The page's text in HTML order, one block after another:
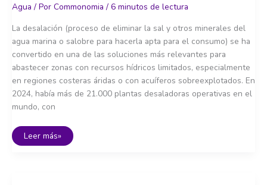
Agua / Por Commonomia / 6 minutos de lectura
La desalación (proceso de eliminar la sal y otros minerales del
agua marina o salobre para hacerla apta para el consumo) se ha
convertido en una de las soluciones más relevantes para
abastecer zonas con recursos hídricos limitados, especialmente
en regiones costeras áridas o con acuíferos sobreexplotados. En
2024, había más de 21.000 plantas desaladoras operativas en el
mundo, con
Desalación,
Leer más»